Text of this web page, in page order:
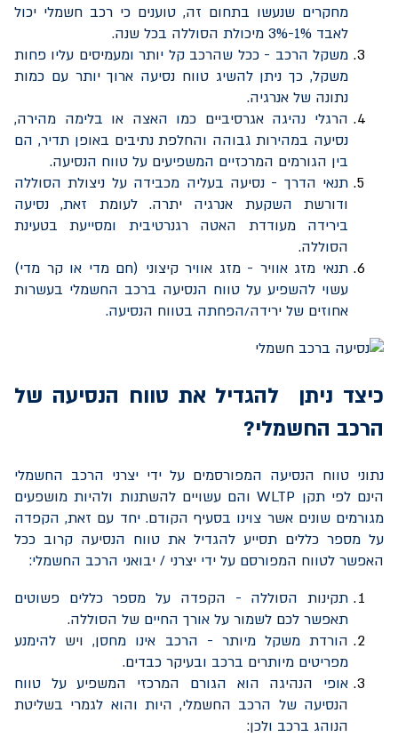
מחקרים שנעשו בתחום זה, טוענים כי רכב חשמלי יכול
לאבד 1%-3% מיכולת הסוללה בכל שנה.
משקל הרכב - ככל שהרכב קל יותר ומעמיסים עליו פחות
משקל, כך ניתן להשיג טווח נסיעה ארוך יותר עם כמות
נתונה של אנרגיה.
הרגלי נהיגה אגרסיביים כמו האצה או בלימה מהירה,
נסיעה במהירות גבוהה והחלפת נתיבים באופן תדיר, הם
בין הגורמים המרכזיים המשפיעים על טווח הנסיעה.
תנאי הדרך - נסיעה בעליה מכבידה על ניצולת הסוללה
ודורשת השקעת אנרגיה יתרה. לעומת זאת, נסיעה
בירידה מעודדת האטה רגנרטיבית ומסייעת בטעינת
הסוללה.
תנאי מזג אוויר - מזג אוויר קיצוני (חם מדי או קר מדי)
עשוי להשפיע על טווח הנסיעה ברכב החשמלי בעשרות
אחוזים של ירידה/הפחתה בטווח הנסיעה.
כיצד ניתן להגדיל את טווח הנסיעה של
הרכב החשמלי?
נתוני טווח הנסיעה המפורסמים על ידי יצרני הרכב החשמלי
הינם לפי תקן WLTPוהם עשויים להשתנות ולהיות מושפעים
מגורמים שונים אשר צוינו בסעיף הקודם. יחד עם זאת, הקפדה
על מספר כללים תסייע להגדיל את טווח הנסיעה קרוב ככל
האפשר לטווח המפורסם על ידי יצרני / יבואני הרכב החשמלי:
תקינות הסוללה - הקפדה על מספר כללים פשוטים
תאפשר לכם לשמור על אורך החיים של הסוללה.
הורדת משקל מיותר - הרכב אינו מחסן, ויש להימנע
מפריטים מיותרים ברכב ובעיקר כבדים.
אופי הנהיגה הוא הגורם המרכזי המשפיע על טווח
הנסיעה של הרכב החשמלי, היות והוא לגמרי בשליטת
הנוהג ברכב ולכן: